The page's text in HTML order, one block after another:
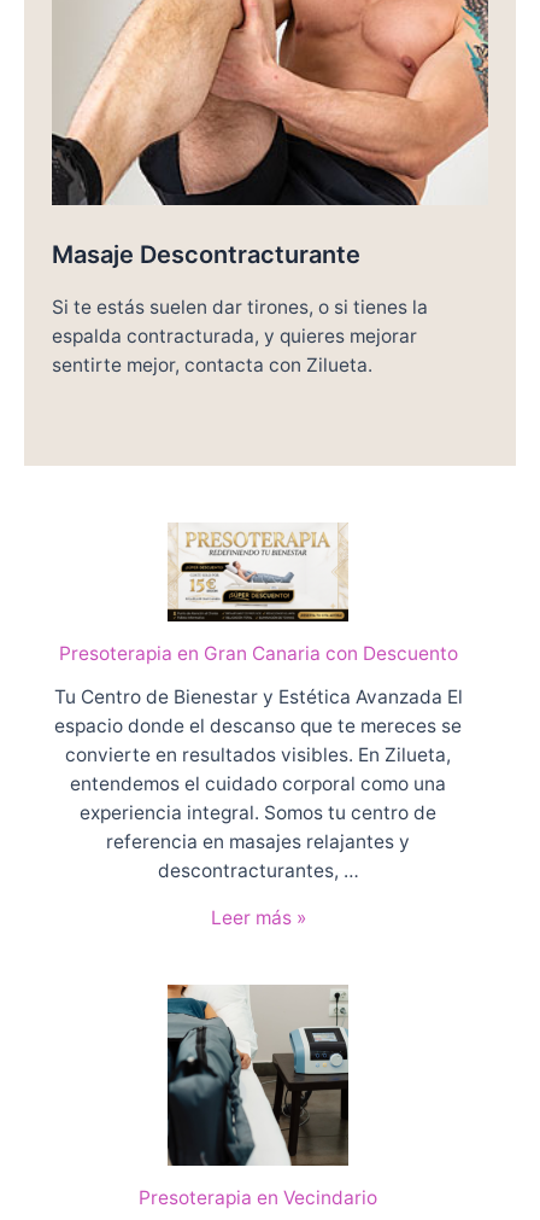
Masaje Descontracturante
Si te estás suelen dar tirones, o si tienes la
espalda contracturada, y quieres mejorar
sentirte mejor, contacta con Zilueta.
Presoterapia en Gran Canaria con Descuento
Tu Centro de Bienestar y Estética Avanzada El
espacio donde el descanso que te mereces se
convierte en resultados visibles. En Zilueta,
entendemos el cuidado corporal como una
experiencia integral. Somos tu centro de
referencia en masajes relajantes y
descontracturantes, …
P
s
o
t
e
i
Leer más »
Presoterapia en Vecindario